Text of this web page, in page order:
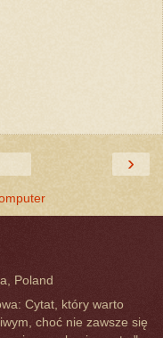
›
Poland
Cytat, który warto
choć nie zawsze się